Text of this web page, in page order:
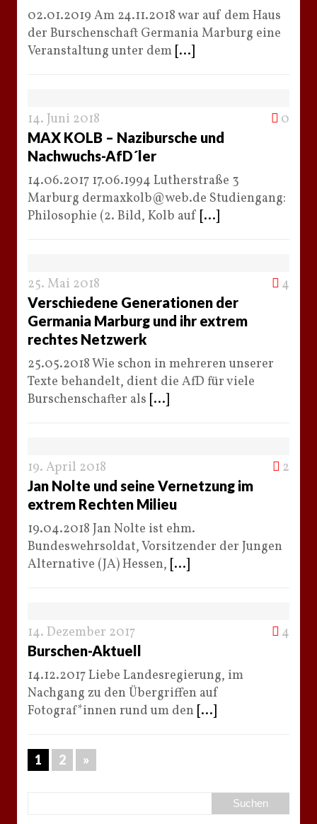
02.01.2019 Am 24.11.2018 war auf dem Haus
der Burschenschaft Germania Marburg eine
Veranstaltung unter dem [...]
14. Juni 2018 0
MAX KOLB – Nazibursche und
Nachwuchs-AfD´ler
14.06.2017 17.06.1994 Lutherstraße 3
Marburg dermaxkolb@web.de Studiengang:
Philosophie (2. Bild, Kolb auf [...]
25. Mai 2018 4
Verschiedene Generationen der
Germania Marburg und ihr extrem
rechtes Netzwerk
25.05.2018 Wie schon in mehreren unserer
Texte behandelt, dient die AfD für viele
Burschenschafter als [...]
19. April 2018 2
Jan Nolte und seine Vernetzung im
extrem Rechten Milieu
19.04.2018 Jan Nolte ist ehm.
Bundeswehrsoldat, Vorsitzender der Jungen
Alternative (JA) Hessen, [...]
14. Dezember 2017 4
Burschen-Aktuell
14.12.2017 Liebe Landesregierung, im
Nachgang zu den Übergriffen auf
Fotograf*innen rund um den [...]
1 2 »